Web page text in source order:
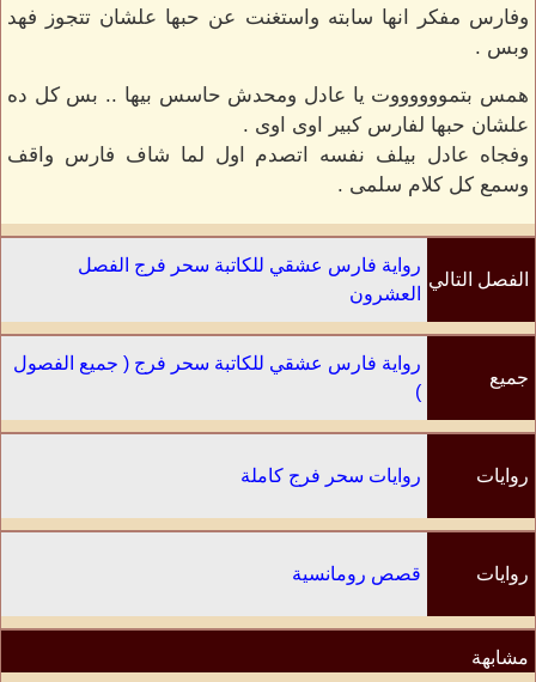
وفارس مفكر انها سابته واستغنت عن حبها علشان تتجوز فهد
وبس .
همس بتمووووووت يا عادل ومحدش حاسس بيها .. بس كل ده
علشان حبها لفارس كبير اوى اوى .
وفجاه عادل بيلف نفسه اتصدم اول لما شاف فارس واقف
وسمع كل كلام سلمى .
الفصل التالي
رواية فارس عشقي للكاتبة سحر فرج الفصل
العشرون
جميع
رواية فارس عشقي للكاتبة سحر فرج ( جميع الفصول
)
روايات روايات سحر فرج كاملة
روايات
مشابهة
قصص رومانسية